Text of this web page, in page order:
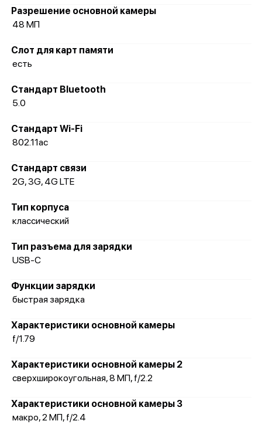
Разрешение основной камеры
48 МП
Слот для карт памяти
есть
Стандарт Bluetooth
5.0
Стандарт Wi-Fi
802.11ac
Стандарт связи
2G, 3G, 4G LTE
Тип корпуса
классический
Тип разъема для зарядки
USB-C
Функции зарядки
быстрая зарядка
Характеристики основной камеры
f/1.79
Характеристики основной камеры 2
сверхширокоугольная, 8 МП, f/2.2
Характеристики основной камеры 3
макро, 2 МП, f/2.4